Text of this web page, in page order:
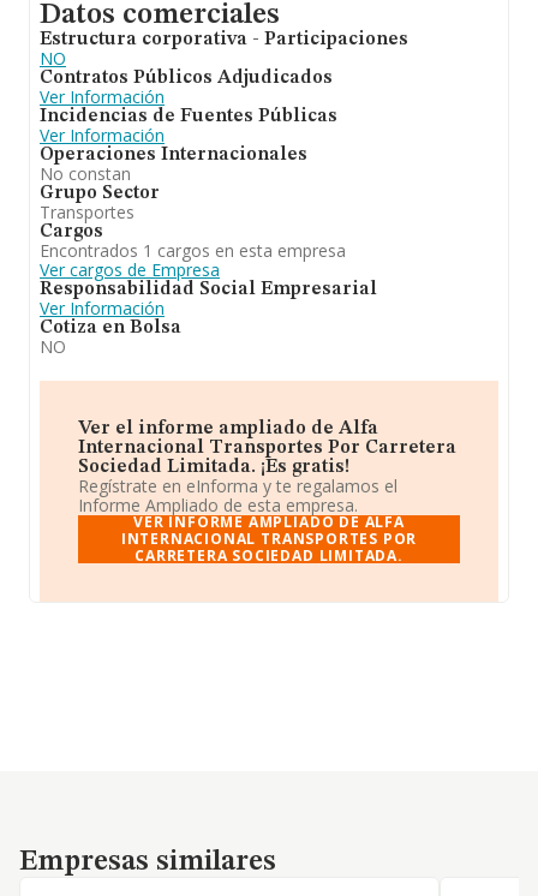
Datos comerciales
Estructura corporativa - Participaciones
NO
Contratos Públicos Adjudicados
Ver Información
Incidencias de Fuentes Públicas
Ver Información
Operaciones Internacionales
No constan
Grupo Sector
Transportes
Cargos
Encontrados 1 cargos en esta empresa
Ver cargos de Empresa
Responsabilidad Social Empresarial
Ver Información
Cotiza en Bolsa
NO
Ver el informe ampliado de Alfa
Internacional Transportes Por Carretera
Sociedad Limitada. ¡Es gratis!
Regístrate en eInforma y te regalamos el
Informe Ampliado de esta empresa.
VER INFORME AMPLIADO DE ALFA
INTERNACIONAL TRANSPORTES POR
CARRETERA SOCIEDAD LIMITADA.
Empresas similares
Empresas similares